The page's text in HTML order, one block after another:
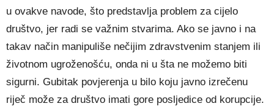
u ovakve navode, što predstavlja problem za cijelo
društvo, jer radi se važnim stvarima. Ako se javno i na
takav način manipuliše nečijim zdravstvenim stanjem ili
životnom ugroženošću, onda ni u šta ne možemo biti
sigurni. Gubitak povjerenja u bilo koju javno izrečenu
riječ može za društvo imati gore posljedice od korupcije.